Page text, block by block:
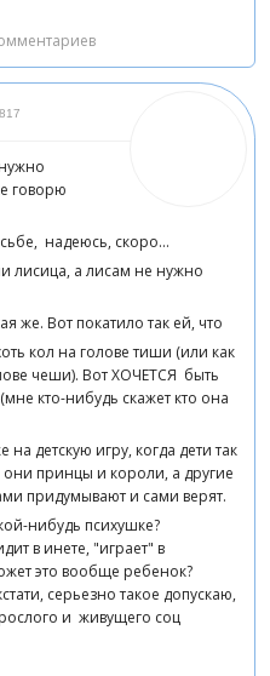
говорю
надеюсь, скоро...
лисица, а лисам не нужно
же. Вот покатило так ей, что
кол на голове тиши (или как
чеши). Вот ХОЧЕТСЯ быть
кто-нибудь скажет кто она
детскую игру, когда дети так
они принцы и короли, а другие
придумывают и сами верят.
нибудь психушке?
в инете, "играет" в
это вообще ребенок?
серьезно такое допускаю,
и живущего соц